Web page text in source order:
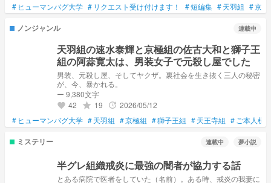
# ヒューマンバグ大学 # リクエスト受け付けます！ #短編集 #天羽組 #京極
ノンジャンル 連載中
天羽組の速水泰輝と京極組の佐古大和と獅子王
組の阿蒜寛太は、男装女子で元殺し屋でした
男装、元殺し屋、そしてヤクザ。裏社会を生き抜く三人の秘密
が、今、暴かれる。
ー 9,380文字
favorite 42 grade 19 update 2026/05/12
# ヒューマンバグ大学 #天羽組 #京極組 #獅子王組 #天王寺組 # ご本人様
ミステリー 連載中 夢小説
半グレ組織戒炎に最強の闇者が協力する話
とある病院で医者をしていた（名前）。ある時、戒炎の我妻に